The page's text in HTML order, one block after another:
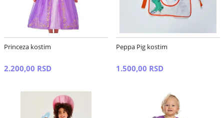
Princeza kostim
2.200,00 RSD
Peppa Pig kostim
1.500,00 RSD